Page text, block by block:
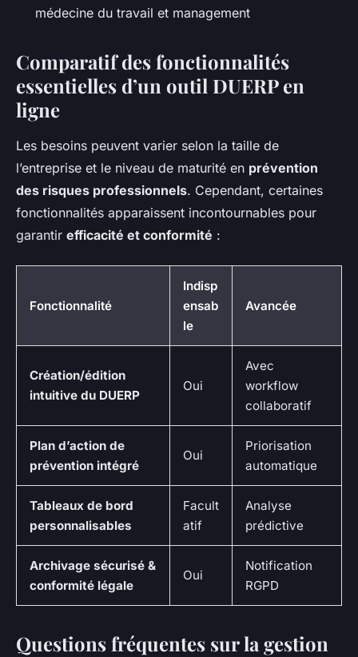
médecine du travail et management
Comparatif des fonctionnalités
essentielles d’un outil DUERP en
ligne
Les besoins peuvent varier selon la taille de
l’entreprise et le niveau de maturité en prévention
des risques professionnels. Cependant, certaines
fonctionnalités apparaissent incontournables pour
garantir efficacité et conformité :
Fonctionnalité
Indisp
ensab
le
Avancée
Création/édition
intuitive du DUERP
Oui
Avec
workflow
collaboratif
Plan d’action de
prévention intégré
Oui
Priorisation
automatique
Tableaux de bord
personnalisables
Facult
atif
Analyse
prédictive
Archivage sécurisé &
conformité légale
Oui
Notification
RGPD
Questions fréquentes sur la gestion